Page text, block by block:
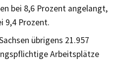
bei 8,6 Prozent angelangt,
9,4 Prozent.
übrigens 21.957
Arbeitsplätze